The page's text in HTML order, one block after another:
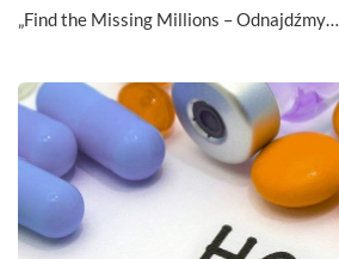
„Find the Missing Millions – Odnajdźmy…